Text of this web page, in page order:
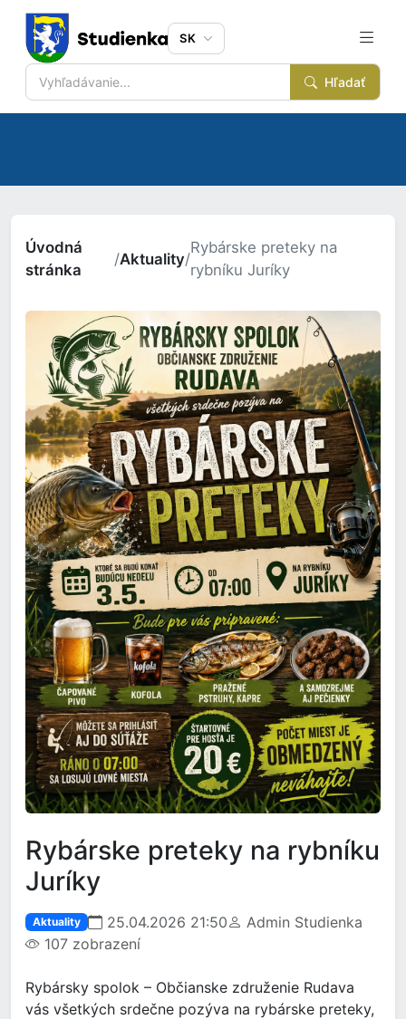
Hľadať
SK
Úvodná
stránka
/Aktuality/
Rybárske preteky na
rybníku Juríky
Rybárske preteky na rybníku
Juríky
Aktuality 25.04.2026 21:50
Admin Studienka
107 zobrazení
Rybársky spolok – Občianske združenie Rudava
vás všetkých srdečne pozýva na rybárske preteky,